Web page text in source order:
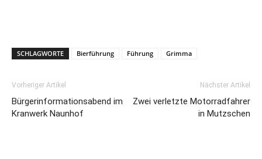
SCHLAGWORTE Bierführung Führung Grimma
Vorheriger Artikel
Bürgerinformationsabend im
Kranwerk Naunhof
Nächster Artikel
Zwei verletzte Motorradfahrer
in Mutzschen